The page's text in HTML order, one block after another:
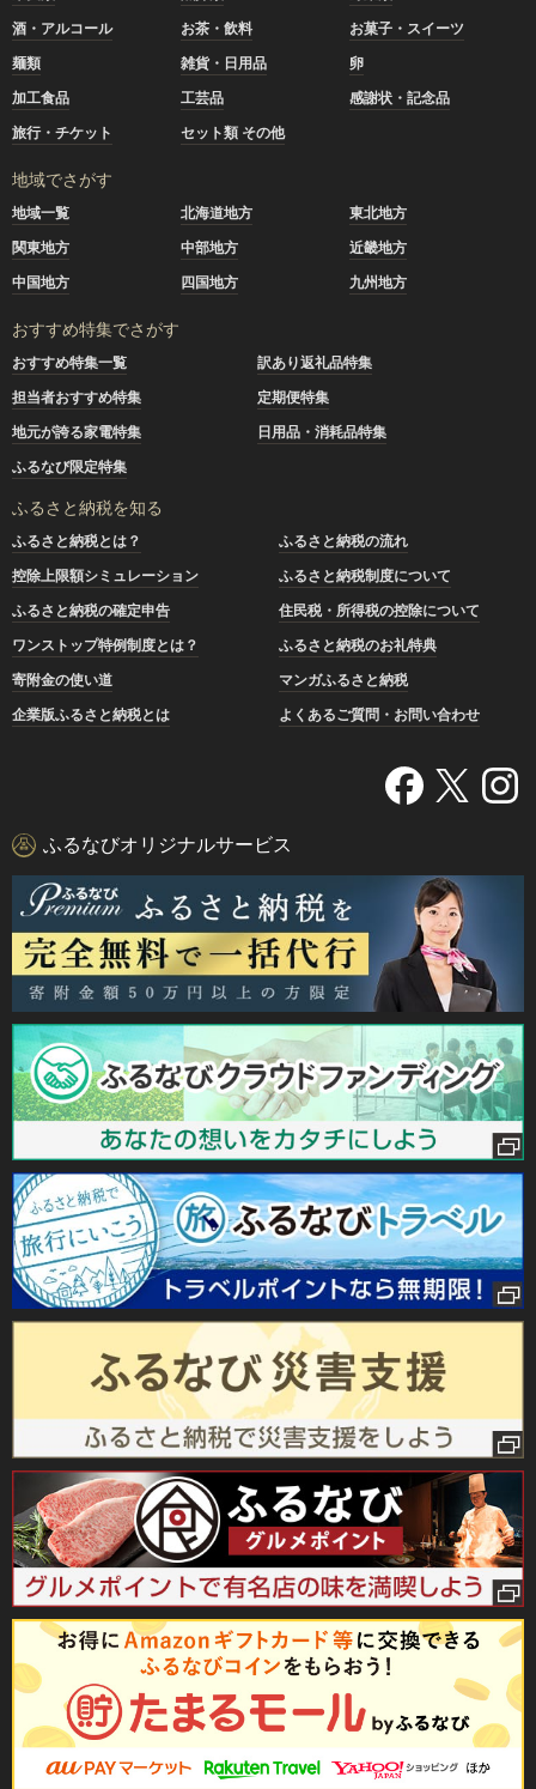
酒・アルコール
お茶・飲料
お菓子・スイーツ
麺類
雑貨・日用品
卵
加工食品
工芸品
感謝状・記念品
旅行・チケット
セット類 その他
地域でさがす
地域一覧 北海道地方
東北地方
関東地方
中部地方
近畿地方
中国地方
四国地方 九州地方
おすすめ特集でさがす
おすすめ特集一覧
訳あり返礼品特集
担当者おすすめ特集
定期便特集
地元が誇る家電特集
日用品・消耗品特集
ふるなび限定特集
ふるさと納税を知る
ふるさと納税とは？
ふるさと納税の流れ
控除上限額シミュレーション
ふるさと納税制度について
ふるさと納税の確定申告
住民税・所得税の控除について
ワンストップ特例制度とは？
ふるさと納税のお礼特典
寄附金の使い道
マンガふるさと納税
企業版ふるさと納税とは
よくあるご質問・お問い合わせ
ふるなびオリジナルサービス